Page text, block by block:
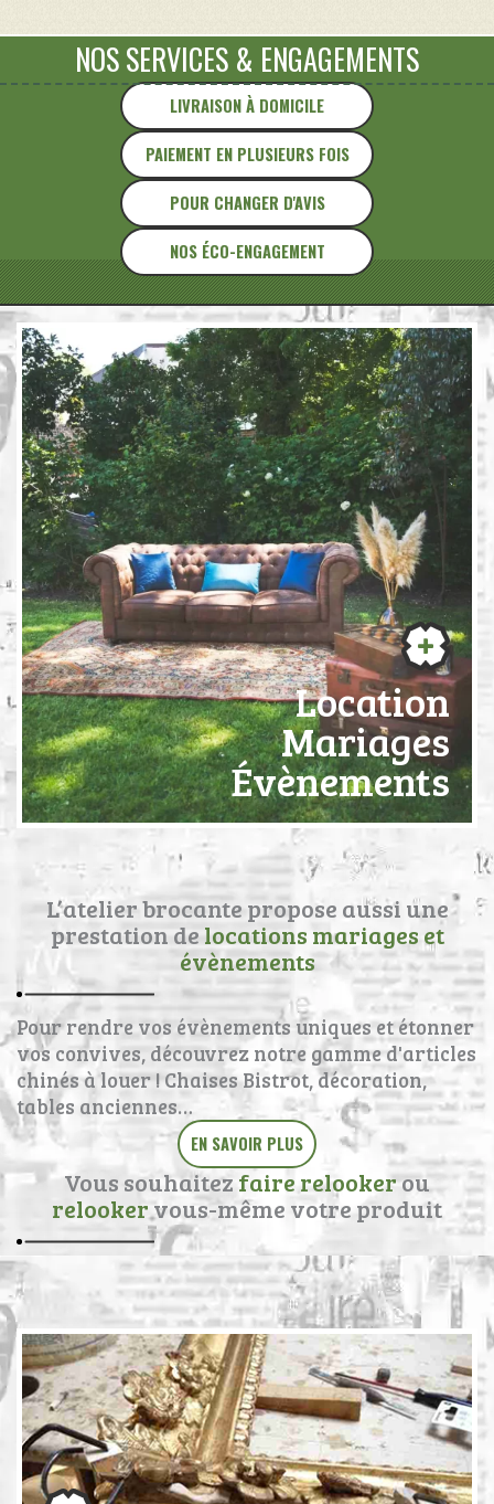
LIVRAISON À DOMICILE
PAIEMENT EN PLUSIEURS FOIS
NOS SERVICES & ENGAGEMENTS
POUR CHANGER D'AVIS
NOS ÉCO-ENGAGEMENT
Location
Mariages
Évènements
L’atelier brocante propose aussi une
prestation de locations mariages et
évènements
Pour rendre vos évènements uniques et étonner
vos convives, découvrez notre gamme d'articles
chinés à louer ! Chaises Bistrot, décoration,
tables anciennes…
EN SAVOIR PLUS
Vous souhaitez faire relookerou
relookervous-même votre produit